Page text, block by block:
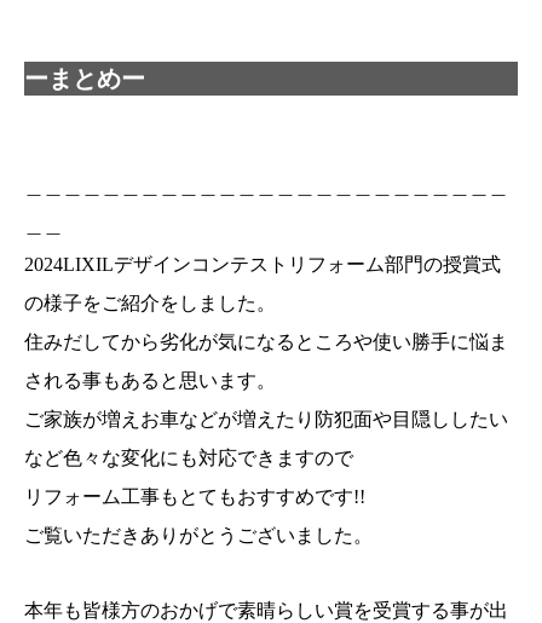
ーまとめー
2024LIXILデザインコンテストリフォーム部門の授賞式
の様子をご紹介をしました。
住みだしてから劣化が気になるところや使い勝手に悩ま
される事もあると思います。
ご家族が増えお車などが増えたり防犯面や目隠ししたい
など色々な変化にも対応できますので
リフォーム工事もとてもおすすめです!!
ご覧いただきありがとうございました。
本年も皆様方のおかげで素晴らしい賞を受賞する事が出